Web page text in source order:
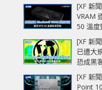
[XF 新
VRAM
50 溫度
[XF 新
已遭大
恐成黑
[XF 新
Point